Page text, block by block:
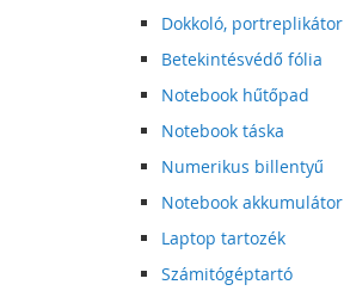
Dokkoló, portreplikátor
Betekintésvédő fólia
Notebook hűtőpad
Notebook táska
Numerikus billentyű
Notebook akkumulátor
Laptop tartozék
Számitógéptartó